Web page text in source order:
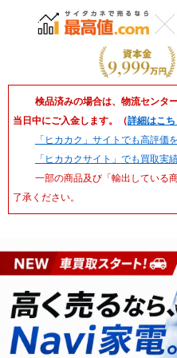
検品済みの場合は、物流センタ
当日中にご入金します。（詳細はこ
「ヒカカク」サイトでも高評価
「ヒカカクサイト」でも買取実
一部の商品及び「輸出している
了承ください。